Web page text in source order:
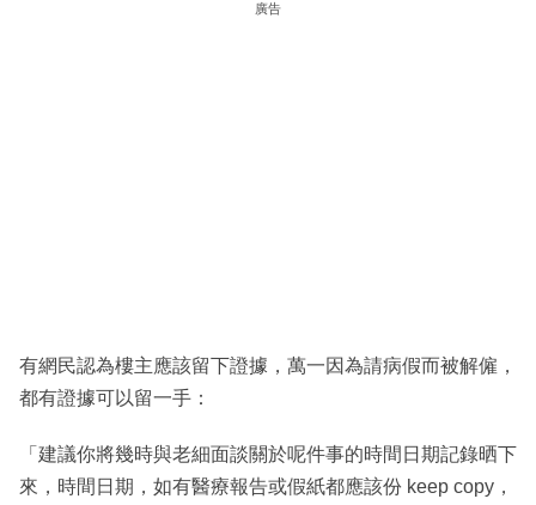
廣告
有網民認為樓主應該留下證據，萬一因為請病假而被解僱，
都有證據可以留一手：
「建議你將幾時與老細面談關於呢件事的時間日期記錄晒下
來，時間日期，如有醫療報告或假紙都應該份 keep copy，